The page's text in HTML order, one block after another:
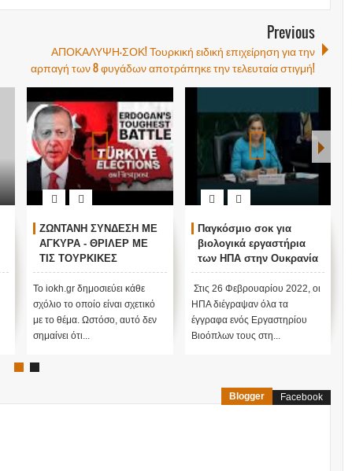
Previous
ΑΠΟΚΑΛΥΨΗ-ΣΟΚ! Τουρκική ειδική επιχείρηση για την
αρπαγή των 8 φυγάδων αποτράπηκε την τελευταία στιγμή!
ΖΩΝΤΑΝΗ ΣΥΝΔΕΣΗ ΜΕ
ΑΓΚΥΡΑ - ΘΡΙΛΕΡ ΜΕ
ΤΙΣ ΤΟΥΡΚΙΚΕΣ
ΕΚΛΟΓΕΣ !
Το iokh.gr δημοσιεύει κάθε
σχόλιο το οποίο είναι σχετικό
με το θέμα. Ωστόσο, αυτό δεν
σημαίνει ότι...
Παγκόσμιο σοκ για
βιολογικά εργαστήρια
των ΗΠΑ στην Ουκρανία
Στις 26 Φεβρουαρίου 2022, οι
ΗΠΑ διέγραψαν όλα τα
έγγραφα ενός Εργαστηρίου
Βιοόπλων τους στη...
Blogger Facebook